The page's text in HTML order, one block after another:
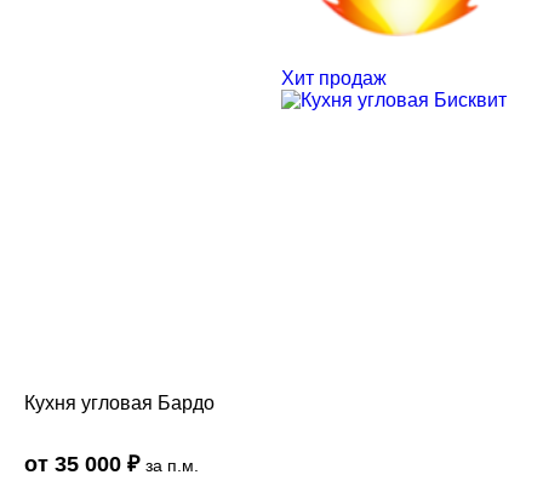
Кухня угловая Бардо
от 35 000 ₽ за п.м.
Хит продаж